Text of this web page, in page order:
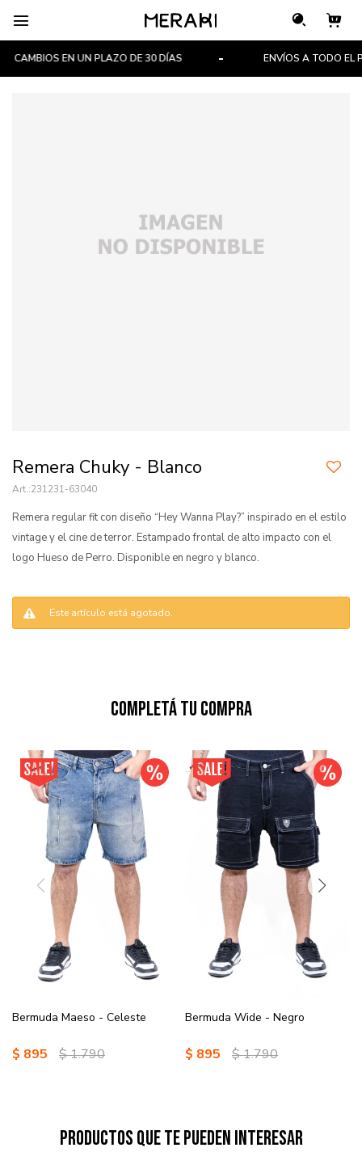

CAMBIOS EN UN PLAZO DE 30 DÍAS ENVÍOS A TODO EL
Remera Chuky - Blanco
231231-63040
Remera regular fit con diseño “Hey Wanna Play?” inspirado en el estilo
vintage y el cine de terror. Estampado frontal de alto impacto con el
logo Hueso de Perro. Disponible en negro y blanco.
Este artículo está agotado.
Completá tu compra
Bermuda Maeso - Celeste
$ 895 $1.790
Bermuda Wide - Negro
$ 895 $1.790
Productos que te pueden interesar